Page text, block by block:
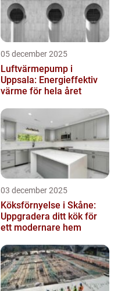
05 december 2025
Luftvärmepump i
Uppsala: Energieffektiv
värme för hela året
03 december 2025
Köksförnyelse i Skåne:
Uppgradera ditt kök för
ett modernare hem